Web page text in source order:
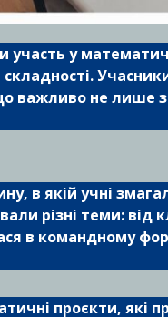
участь у
важливо не лише
в якій учні
різні теми: від
в командному
проєкти, які